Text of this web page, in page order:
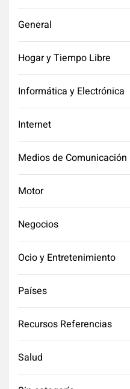
General
Hogar y Tiempo Libre
Informática y Electrónica
Internet
Medios de Comunicación
Motor
Negocios
Ocio y Entretenimiento
Países
Recursos Referencias
Salud